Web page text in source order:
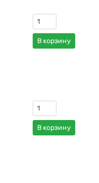
В корзину
В корзину